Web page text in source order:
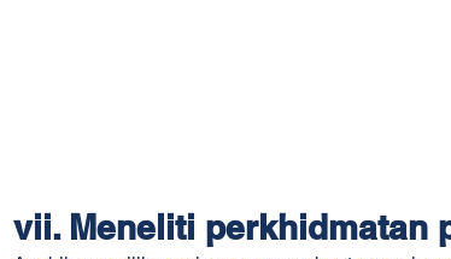
vii. Meneliti perkhidmatan